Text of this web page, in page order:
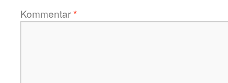
Kommentar*